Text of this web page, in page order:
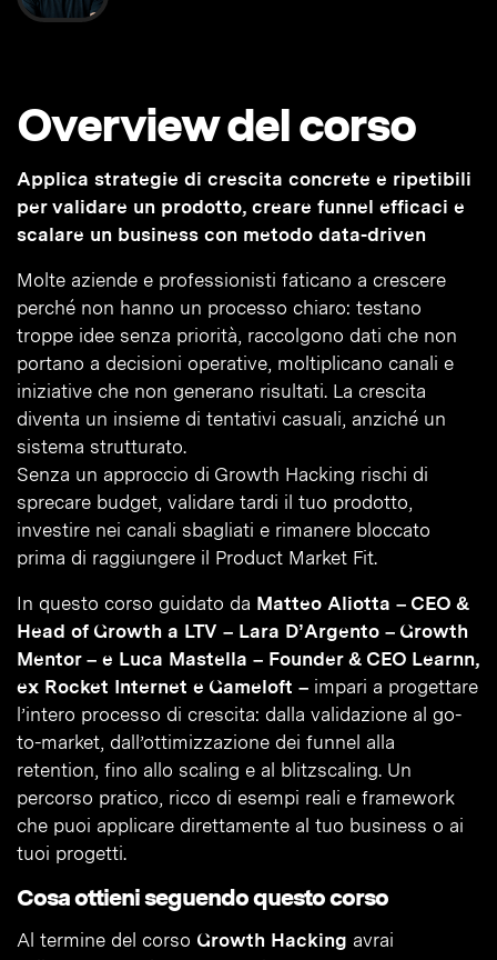
Overview del corso
Applica strategie di crescita concrete e ripetibili
per validare un prodotto, creare funnel efficaci e
scalare un business con metodo data-driven
Molte aziende e professionisti faticano a crescere
perché non hanno un processo chiaro: testano
troppe idee senza priorità, raccolgono dati che non
portano a decisioni operative, moltiplicano canali e
iniziative che non generano risultati. La crescita
diventa un insieme di tentativi casuali, anziché un
sistema strutturato.
Senza un approccio di Growth Hacking rischi di
sprecare budget, validare tardi il tuo prodotto,
investire nei canali sbagliati e rimanere bloccato
prima di raggiungere il Product Market Fit.
In questo corso guidato da Matteo Aliotta – CEO &
Head of Growth a LTV – Lara D’Argento – Growth
Mentor – e Luca Mastella – Founder & CEO Learnn,
ex Rocket Internet e Gameloft – impari a progettare
l’intero processo di crescita: dalla validazione al go-
to-market, dall’ottimizzazione dei funnel alla
retention, fino allo scaling e al blitzscaling. Un
percorso pratico, ricco di esempi reali e framework
che puoi applicare direttamente al tuo business o ai
tuoi progetti.
Cosa ottieni seguendo questo corso
Al termine del corso Growth Hacking avrai